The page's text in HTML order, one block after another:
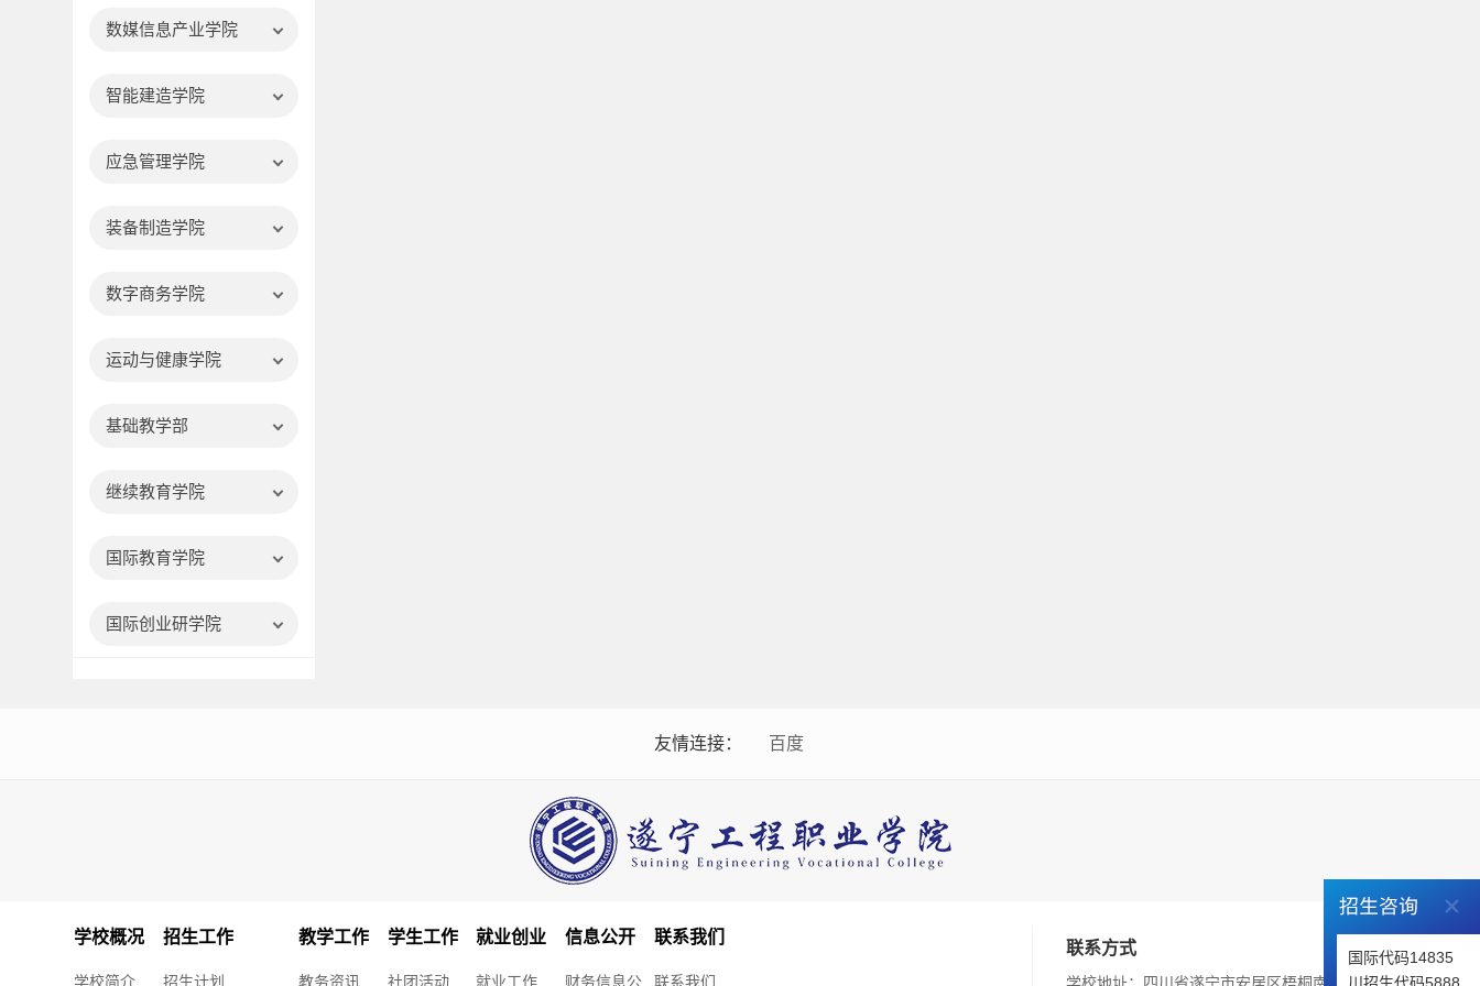
数媒信息产业学院
智能建造学院
应急管理学院
装备制造学院
数字商务学院
运动与健康学院
基础教学部
继续教育学院
国际教育学院
国际创业研学院
友情连接： 百度
学校概况
学校简介
招生工作
招生计划
教学工作
教务资讯
学生工作
社团活动
就业创业
就业工作
信息公开
财务信息公
联系我们
联系我们
联系方式
国际代码14835